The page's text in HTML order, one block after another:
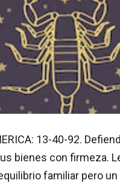
13-40-92.
bienes con firmeza.
familiar pero